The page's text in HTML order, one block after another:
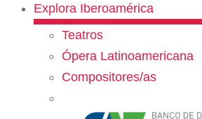
Explora Iberoamérica
Teatros
Ópera Latinoamericana
Compositores/as